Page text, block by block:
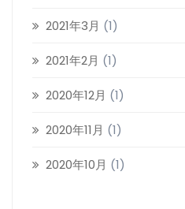
2021年3月 (1)
2021年2月 (1)
2020年12月 (1)
2020年11月 (1)
2020年10月 (1)